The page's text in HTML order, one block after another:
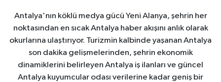
Antalya'nın köklü medya gücü Yeni Alanya, şehrin her
noktasından en sıcak Antalya haber akışını anlık olarak
okurlarına ulaştırıyor. Turizmin kalbinde yaşanan Antalya
son dakika gelişmelerinden, şehrin ekonomik
dinamiklerini belirleyen Antalya iş ilanları ve güncel
Antalya kuyumcular odası verilerine kadar geniş bir